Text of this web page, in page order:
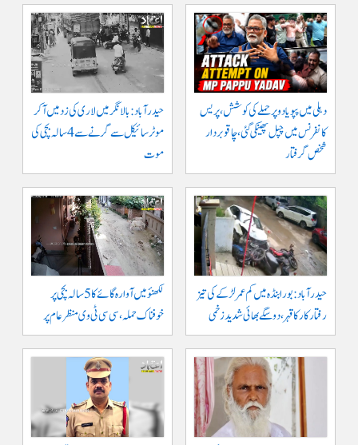
دہلی میں پپو یادو پر حملے کی کوشش، پریس
کانفرنس میں چپل پھینکی گئی، چاقو بردار
شخص گرفتار
حیدرآباد: بالا نگر میں لاری کی زد میں آکر
موٹرسائیکل سے گرنے سے 4 سالہ بچی کی
موت
حیدرآباد: بورابنڈہ میں کم عمر لڑکے کی تیز
رفتار کار کا قہر، دو سگے بھائی شدید زخمی
لکھنؤ میں آوارہ گائے کا 5 سالہ بچی پر
خوفناک حملہ، سی سی ٹی وی منظر عام پر